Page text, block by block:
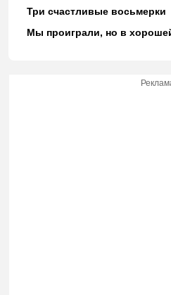
Три счастливые восьмерки
Мы проиграли, но в